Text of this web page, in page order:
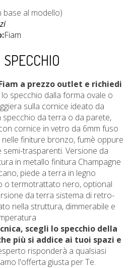
base al modello)
Fiam
a prezzo outlet e richiedi
specchio dalla forma ovale o
sulla cornice ideato da
specchio da terra o da parete,
cornice in vetro da 6mm fuso
finiture bronzo, fumè oppure
trasparenti. Versione da
in metallo finitura Champagne
piede a terra in legno
o termotrattato nero, optional
da terra sistema di retro-
nella struttura, dimmerabile e
scegli lo specchio della
più si addice ai tuoi spazi e
risponderà a qualsiasi
l'offerta giusta per Te.